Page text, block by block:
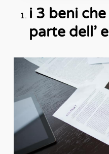
i 3 beni
parte dell’